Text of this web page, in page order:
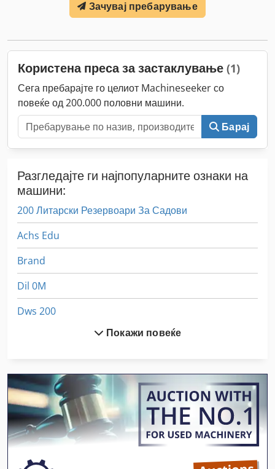
Зачувај пребарување
Користена преса за застаклување (1)
Сега пребарајте го целиот Machineseeker со
повеќе од 200.000 половни машини.
Барај
Разгледајте ги најпопуларните ознаки на
машини:
200 Литарски Резервоари За Садови
Achs Edu
Brand
Dil 0M
Dws 200
Gkt 60
Hl
Hsc 20 Linear
International 433
Покажи повеќе